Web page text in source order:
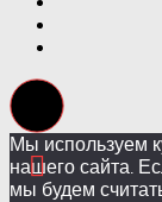
Мы используем
нашего сайта.
мы будем